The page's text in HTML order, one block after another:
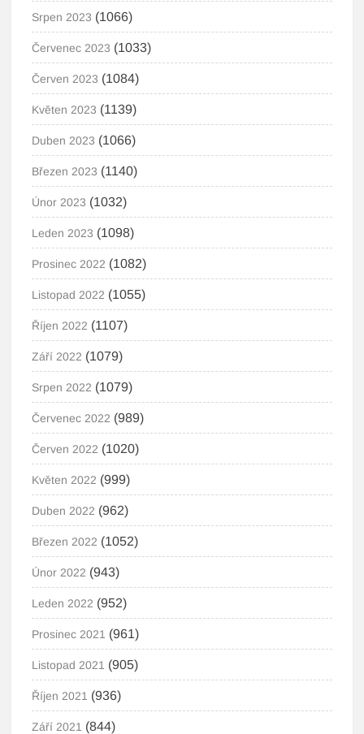
Srpen 2023 (1066)
Červenec 2023 (1033)
Červen 2023 (1084)
Květen 2023 (1139)
Duben 2023 (1066)
Březen 2023 (1140)
Únor 2023 (1032)
Leden 2023 (1098)
Prosinec 2022 (1082)
Listopad 2022 (1055)
Říjen 2022 (1107)
Září 2022 (1079)
Srpen 2022 (1079)
Červenec 2022 (989)
Červen 2022 (1020)
Květen 2022 (999)
Duben 2022 (962)
Březen 2022 (1052)
Únor 2022 (943)
Leden 2022 (952)
Prosinec 2021 (961)
Listopad 2021 (905)
Říjen 2021 (936)
Září 2021 (844)